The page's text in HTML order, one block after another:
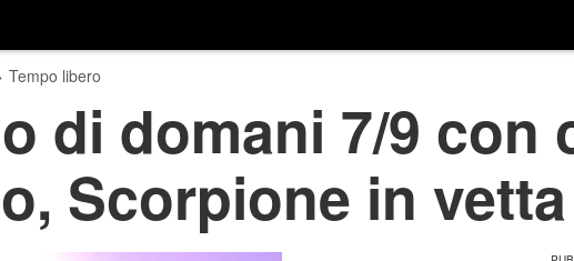
Tempo libero
di domani 7/9 con
Scorpione in vetta